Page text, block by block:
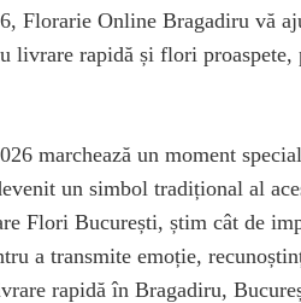
Florarie Online Bragadiru vă
livrare rapidă și flori proaspete,
marchează un moment
un simbol tradițional al
Flori București, știm cât de
a transmite emoție,
rapidă în Bragadiru,